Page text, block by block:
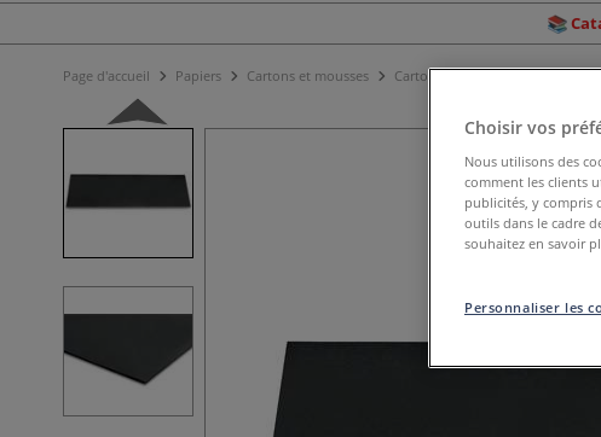
Page d'accueil Papiers Cartons et mousses Cartons mousse Carton
Choisir vos
Nous utilisons des
comment les clients
publicités, y compris
outils dans le cadre
souhaitez en savoir
Personnaliser les